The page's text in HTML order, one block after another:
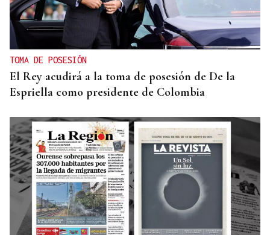
TOMA DE POSESIÓN
El Rey acudirá a la toma de posesión de De la
Espriella como presidente de Colombia